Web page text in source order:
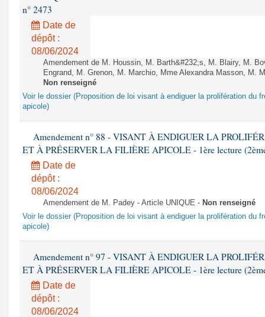
n° 2473
Date de
dépôt :
08/06/2024
Amendement de M. Houssin, M. Barth&#232;s, M. Blairy, M.
Engrand, M. Grenon, M. Marchio, Mme Alexandra Masson, M.
Non renseigné
Voir le dossier (Proposition de loi visant à endiguer la prolifération du
apicole)
Amendement n° 88 - VISANT À ENDIGUER LA
ET À PRÉSERVER LA FILIÈRE APICOLE - 1ère lecture
Date de
dépôt :
08/06/2024
Amendement de M. Padey - Article UNIQUE - Non renseigné
Voir le dossier (Proposition de loi visant à endiguer la prolifération du
apicole)
Amendement n° 97 - VISANT À ENDIGUER LA
ET À PRÉSERVER LA FILIÈRE APICOLE - 1ère lecture
Date de
dépôt :
08/06/2024